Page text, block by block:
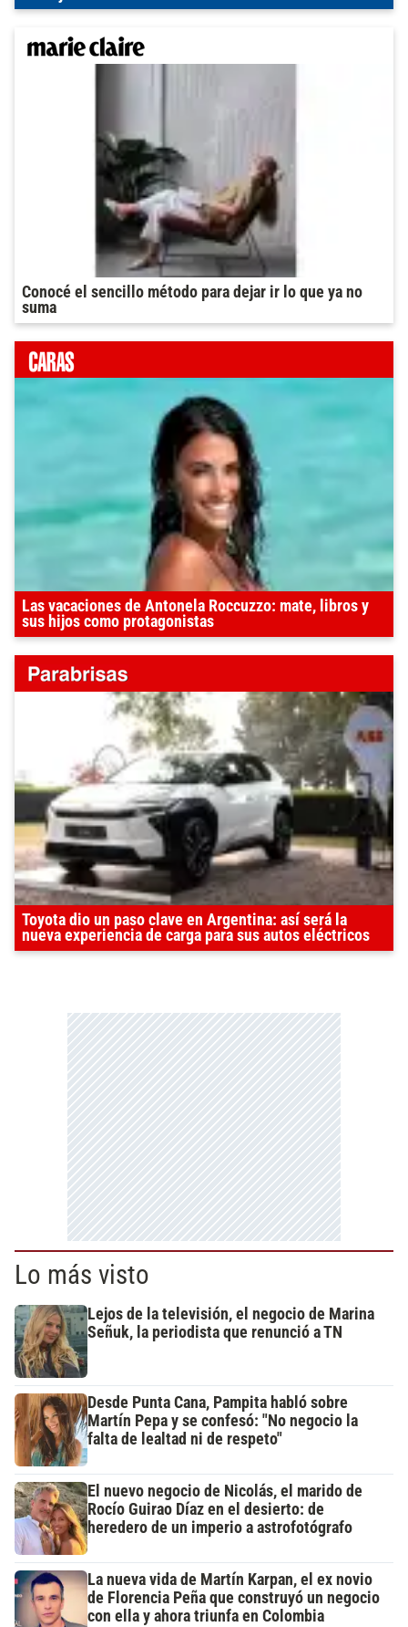
Conocé el sencillo método para dejar ir lo que ya no
suma
Las vacaciones de Antonela Roccuzzo: mate, libros y
sus hijos como protagonistas
Toyota dio un paso clave en Argentina: así será la
nueva experiencia de carga para sus autos eléctricos
Lo más visto
Lejos de la televisión, el negocio de Marina
Señuk, la periodista que renunció a TN
Desde Punta Cana, Pampita habló sobre
Martín Pepa y se confesó: "No negocio la
falta de lealtad ni de respeto"
El nuevo negocio de Nicolás, el marido de
Rocío Guirao Díaz en el desierto: de
heredero de un imperio a astrofotógrafo
La nueva vida de Martín Karpan, el ex novio
de Florencia Peña que construyó un negocio
con ella y ahora triunfa en Colombia